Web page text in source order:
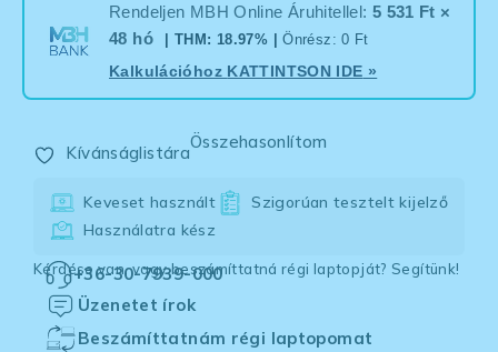
Rendeljen MBH Online Áruhitellel: 5 531 Ft ×
48 hó
| THM: 18.97% |Önrész: 0 Ft
Kalkulációhoz KATTINTSON IDE »
Kívánságlistára
Összehasonlítom
Keveset használt
Szigorúan tesztelt kijelző
Használatra kész
Kérdése van, vagy beszámíttatná régi laptopját? Segítünk!
+36-30-7939-000
Üzenetet írok
Beszámíttatnám régi laptopomat